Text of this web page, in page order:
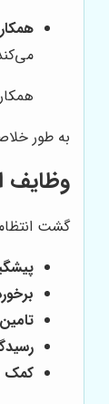
به طور
وظایف
گشت
کمک